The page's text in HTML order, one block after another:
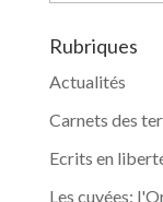
Rubriques
Actualités
Carnets des
Ecrits en
Les cuvées: